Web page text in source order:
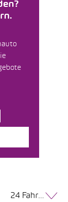
24 Fahrzeuge pro Seite